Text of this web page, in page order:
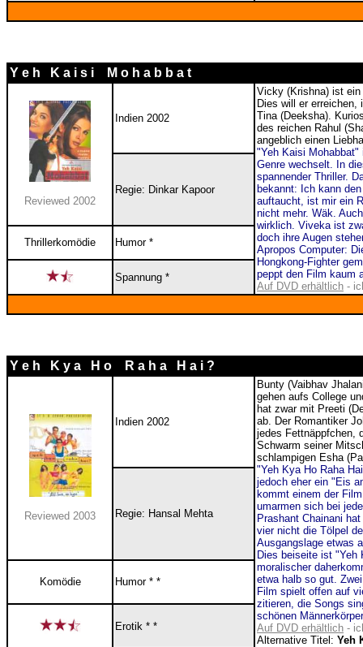
Y e h K a i s i M o h a b b a t
Reviewed 2002
Indien 2002
Vicky (Krishna) ist ein
Dies will er
Tina (Deeksha).
des reichen Rahul
angeblich einen
"Yeh Kaisi
Genre wechselt. In
spannender Thriller.
bekannt: Ich kann
auftaucht, ist mir ein
nicht mehr. Wäk.
wirklich. Viveka ist
doch ihre Augen
Apropos Computer:
Hongkong-Fighter
peppt den Film kaum
Auf DVD erhältlich -
Regie: Dinkar Kapoor
Thrillerkomödie Humor *
Spannung *
Y e h K y a H o R a h a H a i ?
Reviewed 2003
Indien 2002
Bunty (Vaibhav
gehen aufs College
hat zwar mit Preeti (
ab. Der Romantiker
jedes Fettnäppfchen,
Schwarm seiner
schlampigen Esha (
"Yeh Kya Ho Raha
jedoch eher ein "Eis
kommt einem der
umarmen sich bei
Prashant Chainani
vier nicht die Tölpel
Ausgangslage etwas
Dies beiseite ist "Yeh
moralischer
etwa halb so gut.
Film spielt offen auf
zitieren, die Songs
schönen
Auf DVD erhältlich -
Alternative Titel: Yeh
Regie: Hansal Mehta
Komödie Humor * *
Erotik * *